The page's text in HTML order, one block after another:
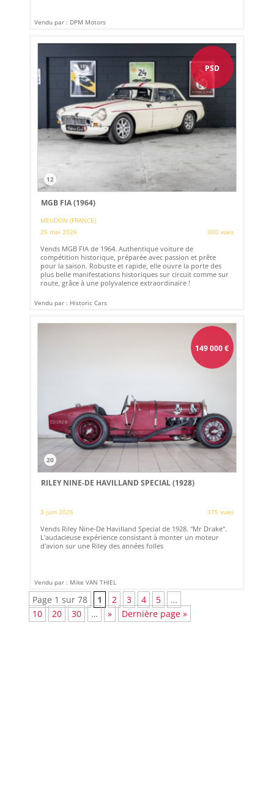
Vendu par : DPM Motors
PSD
12
MGB FIA (1964)
MEUDON (FRANCE)
25 mai 2026
300 vues
Vends MGB FIA de 1964. Authentique voiture de
compétition historique, préparée avec passion et prête
pour la saison. Robuste et rapide, elle ouvre la porte des
plus belle manifestations historiques sur circuit comme sur
route, grâce à une polyvalence extraordinaire !
Vendu par : Historic Cars
149 000€
20
RILEY NINE-DE HAVILLAND SPECIAL (1928)
3 juin 2026 375 vues
Vends Riley Nine-De Havilland Special de 1928. "Mr Drake".
L'audacieuse expérience consistant à monter un moteur
d'avion sur une Riley des années folles
Vendu par : Mike VAN THIEL
Page 1 sur 78 1 2 3 4 5
…
10
20 30 … » Dernière page »